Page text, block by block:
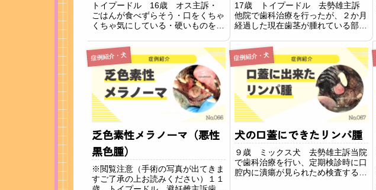
トイプードル 16歳 オス主訴・
ごはんが食べずらそう・口をくちゃ
くちゃ気にしている・硬いものを嫌
を嫌がる上記の症状がみられたため
当院に来院されました。所見全体的
に歯石が蓄積しており、口臭もひど
く重度の歯周病と...
17歳 トイプードル 去勢雄主訴
他院で歯科治療を行ったが、２か月
経過した現在歯茎が腫れている部分
来院されました。所見肉眼では左上
顎第四前臼歯と第一後臼歯（奥歯）
の間に腫れている部分が確認できま
した。悪性腫瘍の...
症例紹介・犬
乏色素性メラノーマ（悪性
黒色腫）
※閲覧注意（手術の写真が出てきま
すご了承の上お読みください）１１
症例紹介・犬
犬の口蓋にできたリンパ腫
９歳 ミックス犬 去勢雄主訴当院
で歯科治療を行い、定期検診時に口
腔内に潰瘍が見られため検査するこ